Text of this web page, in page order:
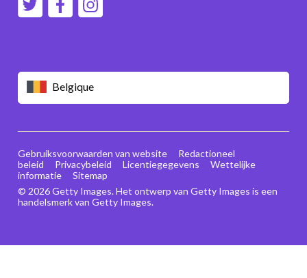
Belgique
© 2026 Getty Images. Het ontwerp van Getty Images is een
handelsmerk van Getty Images.
Gebruiksvoorwaarden van website
Redactioneel
beleid
Privacybeleid Licentiegegevens
Wettelijke
informatie
Sitemap